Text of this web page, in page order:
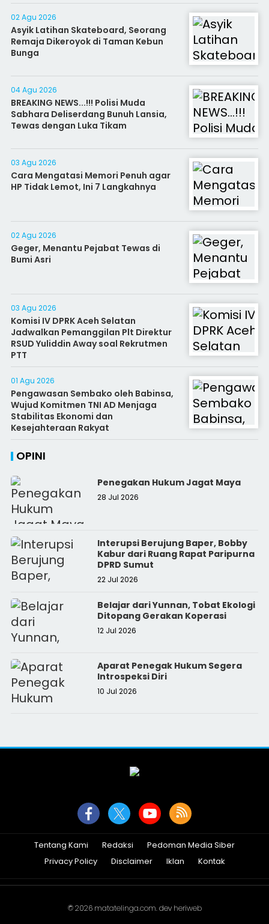
02 Agu 2026
Asyik Latihan Skateboard, Seorang
Remaja Dikeroyok di Taman Kebun
Bunga
04 Agu 2026
BREAKING NEWS...!!! Polisi Muda
Sabhara Deliserdang Bunuh Lansia,
Tewas dengan Luka Tikam
03 Agu 2026
Cara Mengatasi Memori Penuh agar
HP Tidak Lemot, Ini 7 Langkahnya
02 Agu 2026
Geger, Menantu Pejabat Tewas di
Bumi Asri
03 Agu 2026
Komisi IV DPRK Aceh Selatan
Jadwalkan Pemanggilan Plt Direktur
RSUD Yuliddin Away soal Rekrutmen
PTT
01 Agu 2026
Pengawasan Sembako oleh Babinsa,
Wujud Komitmen TNI AD Menjaga
Stabilitas Ekonomi dan
Kesejahteraan Rakyat
OPINI
Penegakan Hukum Jagat Maya
28 Jul 2026
Interupsi Berujung Baper, Bobby
Kabur dari Ruang Rapat Paripurna
DPRD Sumut
22 Jul 2026
Belajar dari Yunnan, Tobat Ekologi
Ditopang Gerakan Koperasi
12 Jul 2026
Aparat Penegak Hukum Segera
Introspeksi Diri
10 Jul 2026
Tentang Kami Redaksi
Pedoman Media Siber
Privacy Policy
Disclaimer Iklan Kontak
© 2026 matatelinga.com. dev heriweb